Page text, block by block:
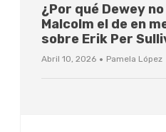
¿Por qué Dewey
Malcolm el de en
sobre Erik Per
Abril 10, 2026 · Pamela López